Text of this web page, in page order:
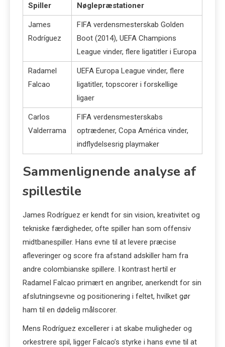
Spiller Nøglepræstationer
James
Rodríguez
FIFA verdensmesterskab Golden
Boot (2014), UEFA Champions
League vinder, flere ligatitler i Europa
Radamel
Falcao
UEFA Europa League vinder, flere
ligatitler, topscorer i forskellige
ligaer
Carlos
Valderrama
FIFA verdensmesterskabs
optrædener, Copa América vinder,
indflydelsesrig playmaker
Sammenlignende analyse af
spillestile
James Rodríguez er kendt for sin vision, kreativitet og
tekniske færdigheder, ofte spiller han som offensiv
midtbanespiller. Hans evne til at levere præcise
afleveringer og score fra afstand adskiller ham fra
andre colombianske spillere. I kontrast hertil er
Radamel Falcao primært en angriber, anerkendt for sin
afslutningsevne og positionering i feltet, hvilket gør
ham til en dødelig målscorer.
Mens Rodríguez excellerer i at skabe muligheder og
orkestrere spil, ligger Falcao’s styrke i hans evne til at